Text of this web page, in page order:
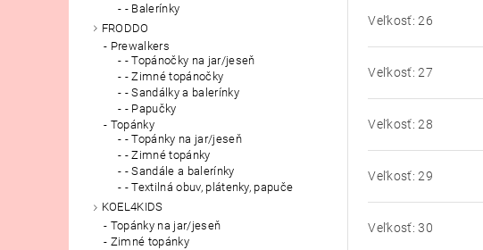
- Balerínky
FRODDO
Prewalkers
- Topánočky na jar/jeseň
- Zimné topánočky
- Sandálky a balerínky
- Papučky
Topánky
- Topánky na jar/jeseň
- Zimné topánky
- Sandále a balerínky
- Textilná obuv, plátenky, papuče
KOEL4KIDS
Topánky na jar/jeseň
Zimné topánky
Veľkosť: 26
Veľkosť: 27
Veľkosť: 28
Veľkosť: 29
Veľkosť: 30